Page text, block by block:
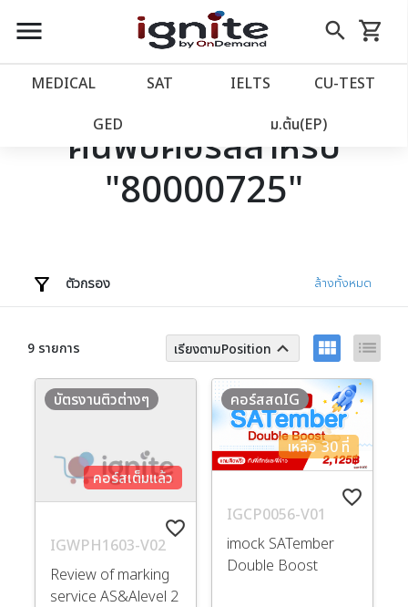
close
account_balance หน้าแรก
เว็บไซต์อิกไนท์
โปรโมชั่น
account_circle เข้าสู่ระบบ
menu search
Skip
to
shopping_cart
รถเข็น
MEDICAL SAT IELTS CU‑TEST
GED ม.ต้น(EP)
ค้นพบคอร์สสำหรับ
"80000725"
ตัวกรอง ล้างทั้งหมด
9 รายการ เรียงตามPosition keyboard_arrow_up view_module list
favorite_border
IGWPH1603-V02
Review of marking
service AS&Alevel 2
คอร์สเต็มแล้ว
บัตรงานติวต่างๆ
favorite_border
IGCP0056-V01
imock SATember
Double Boost
เหลือ 30 ที่
คอร์สสดIG